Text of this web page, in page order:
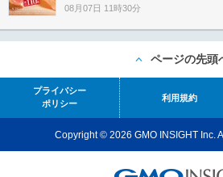
08月07日 11時30分
ページの先頭
プライバシー
ポリシー
利用規約
Copyright © 2026 GMO INSIGHT Inc.